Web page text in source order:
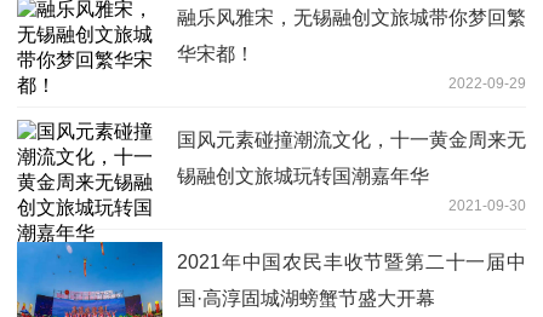
融乐风雅宋，无锡融创文旅城带你梦回繁
华宋都！
2022-09-29
国风元素碰撞潮流文化，十一黄金周来无
锡融创文旅城玩转国潮嘉年华
2021-09-30
2021年中国农民丰收节暨第二十一届中
国·高淳固城湖螃蟹节盛大开幕